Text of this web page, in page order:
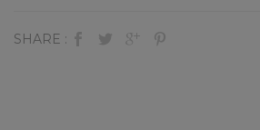
SHARE :